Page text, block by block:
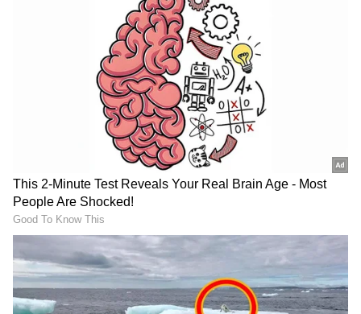
ಆ ಸಂಧರ್ಭದಲ್ಲಿ ಸಂಸದ ಪ್ರತಾಪ್ ಸಿಂಹ, ಚಿತ್ರನಟ ವಸಿಷ್ಠ
ಸಿಂಹ, ನಿರ್ದೇಶಕ ಕಾರ್ತಿಕ್, ಅಜಯ್ ಶಾಸ್ತ್ರಿ, ವಿಕ್ರಮ್
ಅಯ್ಯಂಗಾರ್, ಲಿಂಗರಾಜು, ದರ್ಶನ್, ಮುರಳಿಧರ್, ಕೌಶಲ್,
ಪ್ರದೀಪ್ ಇನ್ನಿತರರು ಇದ್ದರು.
RECOMMENDED STORIES